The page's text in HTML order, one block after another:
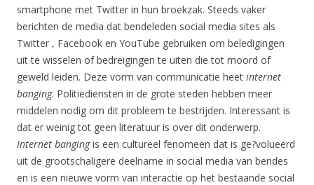
smartphone met Twitter in hun broekzak. Steeds vaker
berichten de media dat bendeleden social media sites als
Twitter , Facebook en YouTube gebruiken om beledigingen
uit te wisselen of bedreigingen te uiten die tot moord of
geweld leiden. Deze vorm van communicatie heet internet
banging. Politiediensten in de grote steden hebben meer
middelen nodig om dit probleem te bestrijden. Interessant is
dat er weinig tot geen literatuur is over dit onderwerp.
Internet bangingis een cultureel fenomeen dat is ge?volueerd
uit de grootschaligere deelname in social media van bendes
en is een nieuwe vorm van interactie op het bestaande social